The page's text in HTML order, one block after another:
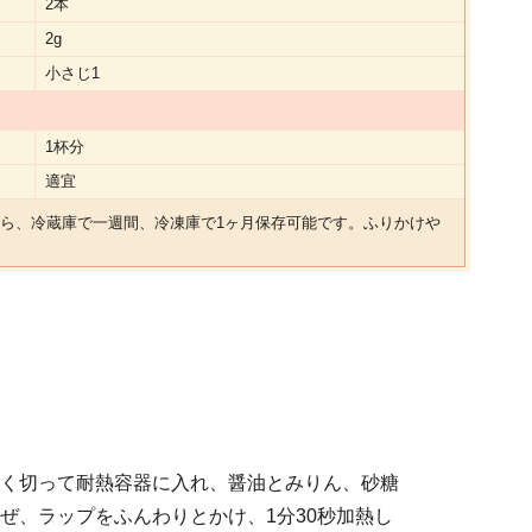
2本
2g
小さじ1
1杯分
適宜
、冷蔵庫で一週間、冷凍庫で1ヶ月保存可能です。ふりかけや
切って耐熱容器に入れ、醤油とみりん、砂糖
、ラップをふんわりとかけ、1分30秒加熱し